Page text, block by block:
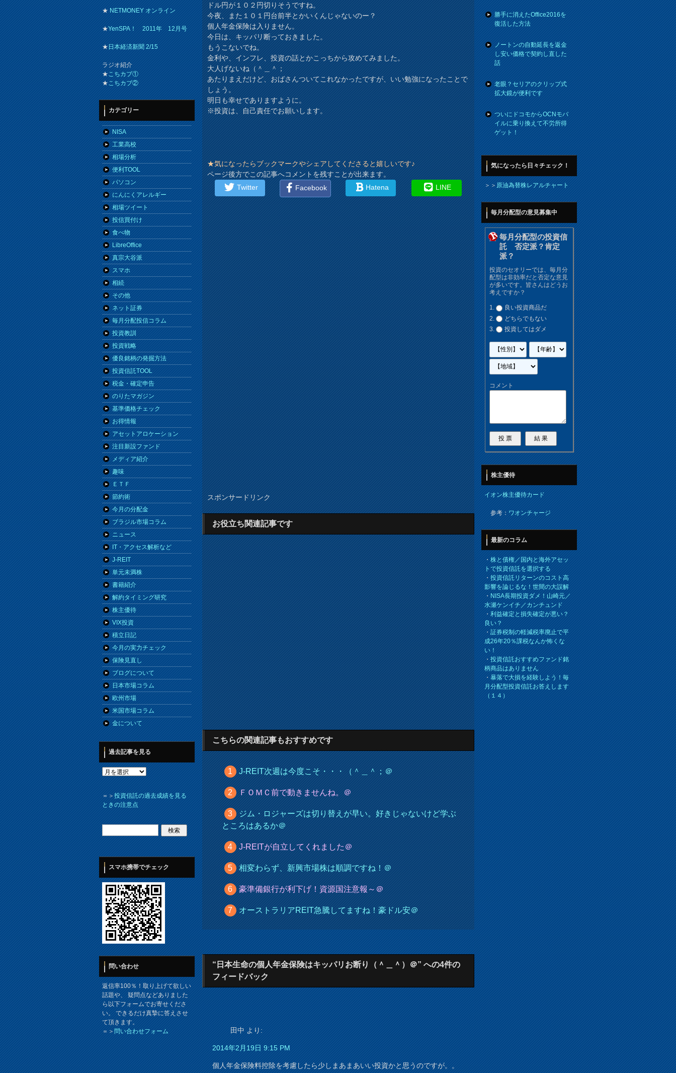
ドル円が１０２円切りそうですね。
今夜、また１０１円台前半とかいくんじゃないのー？
個人年金保険は入りません。
今日は、キッパリ断っておきました。
もうこないでね。
金利や、インフレ、投資の話とかこっちから攻めてみました。
大人げないね（＾＿＾；
あたりまえだけど、おばさんついてこれなかったですが、いい勉強になったことで
しょう。
明日も幸せでありますように。
※投資は、自己責任でお願いします。
★気になったらブックマークやシェアしてくださると嬉しいです♪
ページ後方でこの記事へコメントを残すことが出来ます。
Twitter
Facebook Hatena LINE
スポンサードリンク
お役立ち関連記事です
こちらの関連記事もおすすめです
J-REIT次週は今度こそ・・・（＾＿＾；＠
ＦＯＭＣ前で動きませんね。＠
ジム・ロジャーズは切り替えが早い。好きじゃないけど学ぶ
ところはあるか＠
J-REITが自立してくれました＠
相変わらず、新興市場株は順調ですね！＠
豪準備銀行が利下げ！資源国注意報～＠
オーストラリアREIT急騰してますね！豪ドル安＠
“日本生命の個人年金保険はキッパリお断り（＾＿＾）＠” への4件の
フィードバック
田中 より:
2014年2月19日 9:15 PM
個人年金保険料控除を考慮したら少しまあまあいい投資かと思うのですが。。
★NETMONEY オンライン
★YenSPA！ 2011年 12月号
★日本経済新聞 2/15
ラジオ紹介
★こちカブ①
★こちカブ②
カテゴリー
NISA
工業高校
相場分析
便利TOOL
パソコン
にんにくアレルギー
相場ツイート
投信買付け
食べ物
LibreOffice
真宗大谷派
スマホ
相続
その他
ネット証券
毎月分配投信コラム
投資教訓
投資戦略
優良銘柄の発掘方法
投資信託TOOL
税金・確定申告
のりたマガジン
基準価格チェック
お得情報
アセットアロケーション
注目新設ファンド
メディア紹介
趣味
ＥＴＦ
節約術
今月の分配金
ブラジル市場コラム
ニュース
IT・アクセス解析など
J-REIT
単元未満株
書籍紹介
解約タイミング研究
株主優待
VIX投資
積立日記
今月の実力チェック
保険見直し
ブログについて
日本市場コラム
欧州市場
米国市場コラム
金について
過去記事を見る
＝＞投資信託の過去成績を見る
ときの注意点
スマホ携帯でチェック
問い合わせ
返信率100％！取り上げて欲しい
話題や、 疑問点などありました
ら以下フォームでお寄せくださ
い。 できるだけ真摯に答えさせ
て頂きます。
＝＞問い合わせフォーム
勝手に消えたOffice2016を
復活した方法
ノートンの自動延長を返金
し安い価格で契約し直した
話
老眼？セリアのクリップ式
拡大鏡が便利です
ついにドコモからOCNモバ
イルに乗り換えて不労所得
ゲット！
気になったら日々チェック！
＞＞原油為替株レアルチャート
毎月分配型の意見募集中
毎月分配型の投資信
託 否定派？肯定
派？
投資のセオリーでは、毎月分
配型は非効率だと否定な意見
が多いです。皆さんはどうお
考えですか？
良い投資商品だ
どちらでもない
投資してはダメ
コメント
株主優待
イオン株主優待カード
参考：ワオンチャージ
最新のコラム
・株と債権／国内と海外アセッ
トで投資信託を選択する
・投資信託リターンのコスト高
影響を論じるな！世間の大誤解
・NISA長期投資ダメ！山崎元／
水瀬ケンイチ／カンチュンド
・利益確定と損失確定が悪い？
良い？
・証券税制の軽減税率廃止で平
成26年20％課税なんか怖くな
い！
・投資信託おすすめファンド銘
柄商品はありません
・暴落で大損を経験しよう！毎
月分配型投資信託お答えします
（１４）